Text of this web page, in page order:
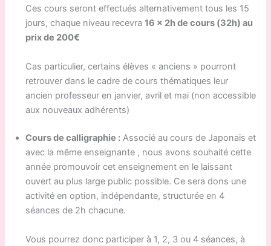
Ces cours seront effectués alternativement tous les 15
jours, chaque niveau recevra16 x 2h de cours (32h) au
prix de 200€
Cas particulier, certains élèves « anciens » pourront
retrouver dans le cadre de cours thématiques leur
ancien professeur en janvier, avril et mai (non accessible
aux nouveaux adhérents)
Cours de calligraphie : Associé au cours de Japonais et
avec la même enseignante , nous avons souhaité cette
année promouvoir cet enseignement en le laissant
ouvert au plus large public possible. Ce sera dons une
activité en option, indépendante, structurée en 4
séances de 2h chacune.
Vous pourrez donc participer à 1, 2, 3 ou 4 séances, à